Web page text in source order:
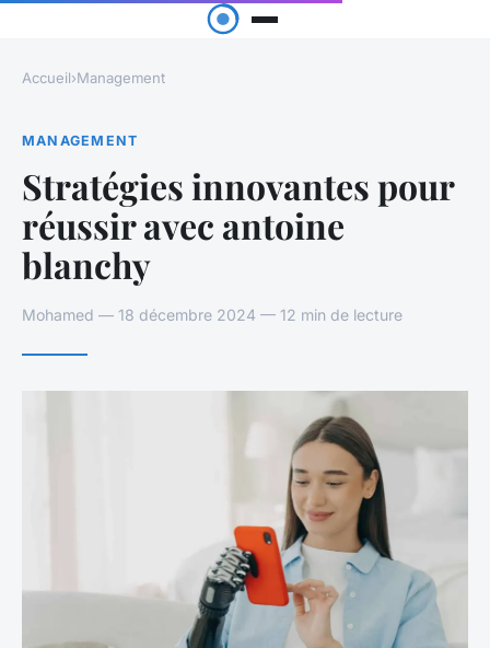
Accueil›Management
MANAGEMENT
Stratégies innovantes pour
réussir avec antoine
blanchy
Mohamed — 18 décembre 2024 — 12 min de lecture